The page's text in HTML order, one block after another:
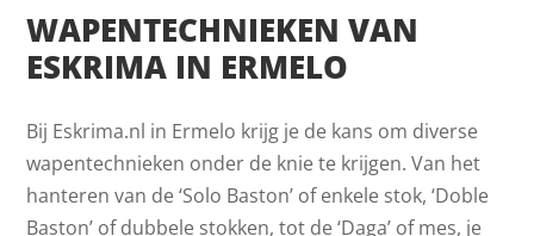
WAPENTECHNIEKEN VAN
ESKRIMA IN ERMELO
Bij Eskrima.nl in Ermelo krijg je de kans om diverse
wapentechnieken onder de knie te krijgen. Van het
hanteren van de ‘Solo Baston’ of enkele stok, ‘Doble
Baston’ of dubbele stokken, tot de ‘Daga’ of mes, je